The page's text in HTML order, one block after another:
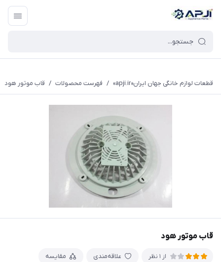
قطعات یدکی و جانبی لوازم خانگی جهان ایران
قطعات لوازم خانگی جهان ایران«apji.ir» / فهرست محصولات / قاب موتور هود
قاب موتور هود
از 1 نظر علاقه‌مندی مقایسه